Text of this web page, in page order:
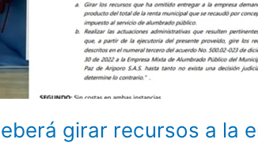
girar recursos a la